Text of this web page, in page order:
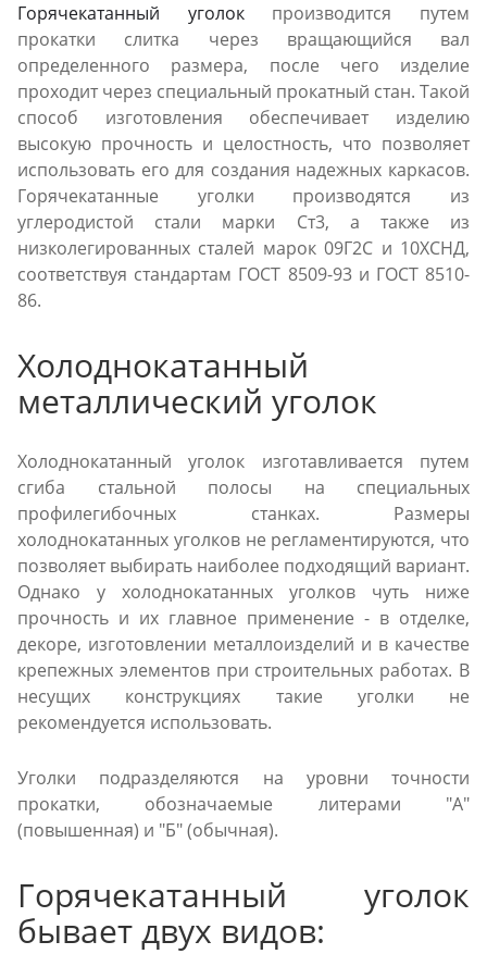
Горячекатанный уголокпроизводится путем
прокатки слитка через вращающийся вал
определенного размера, после чего изделие
проходит через специальный прокатный стан. Такой
способ изготовления обеспечивает изделию
высокую прочность и целостность, что позволяет
использовать его для создания надежных каркасов.
Горячекатанные уголки производятся из
углеродистой стали марки Ст3, а также из
низколегированных сталей марок 09Г2С и 10ХСНД,
соответствуя стандартам ГОСТ 8509-93 и ГОСТ 8510-
86.
Холоднокатанный
металлический уголок
Холоднокатанный уголок изготавливается путем
сгиба стальной полосы на специальных
профилегибочных станках. Размеры
холоднокатанных уголков не регламентируются, что
позволяет выбирать наиболее подходящий вариант.
Однако у холоднокатанных уголков чуть ниже
прочность и их главное применение - в отделке,
декоре, изготовлении металлоизделий и в качестве
крепежных элементов при строительных работах. В
несущих конструкциях такие уголки не
рекомендуется использовать.
Уголки подразделяются на уровни точности
прокатки, обозначаемые литерами "А"
(повышенная) и "Б" (обычная).
Горячекатанный уголок
бывает двух видов: